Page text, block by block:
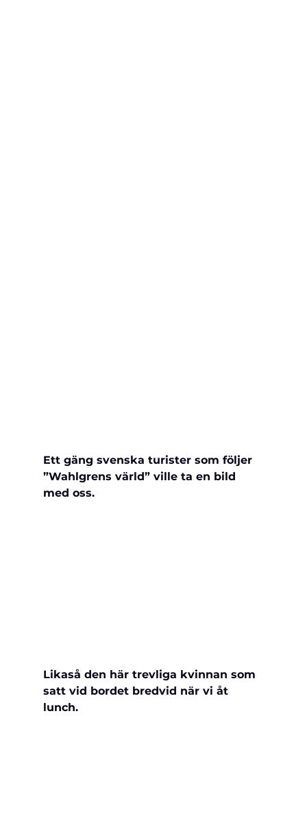
Ett gäng svenska turister som följer
”Wahlgrens värld” ville ta en bild
med oss.
Likaså den här trevliga kvinnan som
satt vid bordet bredvid när vi åt
lunch.